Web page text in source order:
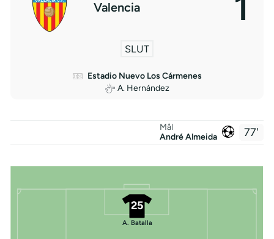
Valencia
SLUT
Estadio Nuevo Los Cármenes
A. Hernández
77'
Mål
André Almeida
25
A. Batalla